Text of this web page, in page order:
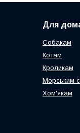
Для
Собакам
Котам
Кроликам
Морським
Хом'якам